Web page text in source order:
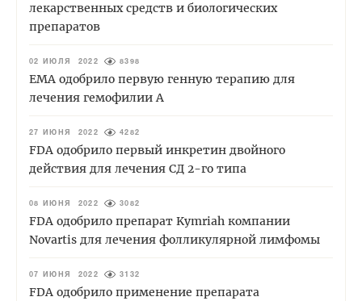
лекарственных средств и биологических
препаратов
02 ИЮЛЯ 2022 8398
EMA одобрило первую генную терапию для
лечения гемофилии А
27 ИЮНЯ 2022 4282
FDA одобрило первый инкретин двойного
действия для лечения СД 2-го типа
08 ИЮНЯ 2022 3082
FDA одобрило препарат Kymriah компании
Novartis для лечения фолликулярной лимфомы
07 ИЮНЯ 2022 3132
FDA одобрило применение препарата